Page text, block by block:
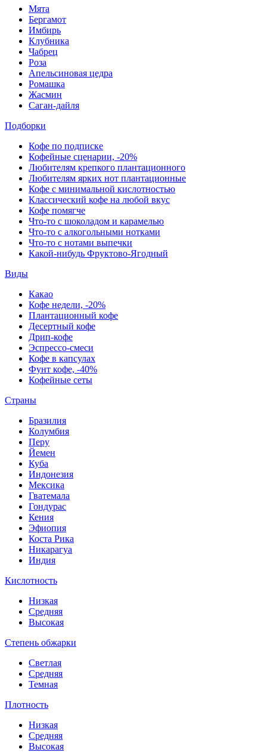
Мята
Бергамот
Имбирь
Клубника
Чабрец
Роза
Апельсиновая цедра
Ромашка
Жасмин
Саган-дайля
Подборки
Кофе по подписке
Кофейные сценарии, -20%
Любителям крепкого плантационного
Любителям ярких нот плантационные
Кофе с минимальной кислотностью
Классический кофе на любой вкус
Кофе помягче
Что-то с шоколадом и карамелью
Что-то с алкогольными нотками
Что-то с нотами выпечки
Какой-нибудь Фруктово-Ягодный
Виды
Какао
Кофе недели, -20%
Плантационный кофе
Десертный кофе
Дрип-кофе
Эспрессо-смеси
Кофе в капсулах
Фунт кофе, -40%
Кофейные сеты
Страны
Бразилия
Колумбия
Перу
Йемен
Куба
Индонезия
Мексика
Гватемала
Гондурас
Кения
Эфиопия
Коста Рика
Никарагуа
Индия
Кислотность
Низкая
Средняя
Высокая
Степень обжарки
Светлая
Средняя
Темная
Плотность
Низкая
Средняя
Высокая